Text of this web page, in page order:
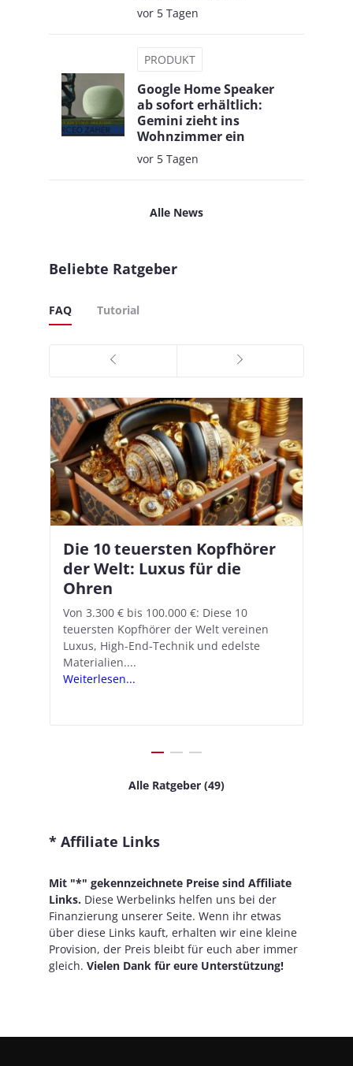
vor 5 Tagen
PRODUKT
Google Home Speaker
ab sofort erhältlich:
Gemini zieht ins
Wohnzimmer ein
vor 5 Tagen
Alle News
Beliebte Ratgeber
FAQ Tutorial
Die 10 teuersten Kopfhörer
der Welt: Luxus für die
Ohren
Von 3.300 € bis 100.000 €: Diese 10
teuersten Kopfhörer der Welt vereinen
Luxus, High-End-Technik und edelste
Materialien....
Weiterlesen...
Apple AirPods Pro 2 und iOS
18.1: So richtet ihr das neue
Hörgeräte-Feature ein
Mit iOS 18.1 und den AirPods Pro 2
verwandelt Apple seine In-Ear-Kopfhörer
in kostengünstige Hörhilfen. In wenigen
Schritten...
Weiterlesen...
Alle Ratgeber (49)
* Affiliate Links
Mit "*" gekennzeichnete Preise sind Affiliate
Links. Diese Werbelinks helfen uns bei der
Finanzierung unserer Seite. Wenn ihr etwas
über diese Links kauft, erhalten wir eine kleine
Provision, der Preis bleibt für euch aber immer
gleich. Vielen Dank für eure Unterstützung!